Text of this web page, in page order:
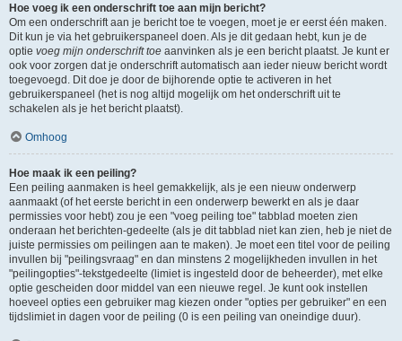
Hoe voeg ik een onderschrift toe aan mijn bericht?
Om een onderschrift aan je bericht toe te voegen, moet je er eerst één maken.
Dit kun je via het gebruikerspaneel doen. Als je dit gedaan hebt, kun je de
optie voeg mijn onderschrift toe aanvinken als je een bericht plaatst. Je kunt er
ook voor zorgen dat je onderschrift automatisch aan ieder nieuw bericht wordt
toegevoegd. Dit doe je door de bijhorende optie te activeren in het
gebruikerspaneel (het is nog altijd mogelijk om het onderschrift uit te
schakelen als je het bericht plaatst).
Omhoog
Hoe maak ik een peiling?
Een peiling aanmaken is heel gemakkelijk, als je een nieuw onderwerp
aanmaakt (of het eerste bericht in een onderwerp bewerkt en als je daar
permissies voor hebt) zou je een "voeg peiling toe" tabblad moeten zien
onderaan het berichten-gedeelte (als je dit tabblad niet kan zien, heb je niet de
juiste permissies om peilingen aan te maken). Je moet een titel voor de peiling
invullen bij "peilingsvraag" en dan minstens 2 mogelijkheden invullen in het
"peilingopties"-tekstgedeelte (limiet is ingesteld door de beheerder), met elke
optie gescheiden door middel van een nieuwe regel. Je kunt ook instellen
hoeveel opties een gebruiker mag kiezen onder "opties per gebruiker" en een
tijdslimiet in dagen voor de peiling (0 is een peiling van oneindige duur).